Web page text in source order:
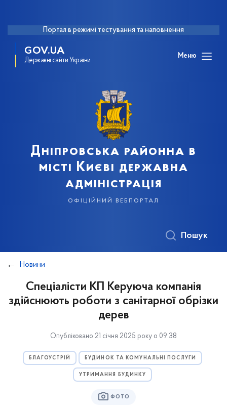
Портал в режимі тестування та наповнення
GOV.UA
Державні сайти України
Меню
Дніпровська районна в
місті Києві державна
адміністрація
офіційний вебпортал
Пошук
Новини
Спеціалісти КП Керуюча компанія
здійснюють роботи з санітарної обрізки
дерев
Опубліковано 21 січня 2025 року о 09:38
БЛАГОУСТРІЙ БУДИНОК ТА КОМУНАЛЬНІ ПОСЛУГИ
УТРИМАННЯ БУДИНКУ
ФОТО